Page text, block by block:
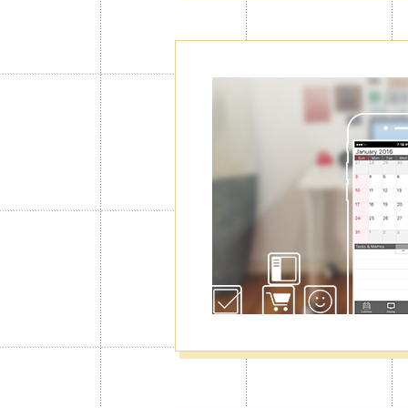
ولكن من خدمة البريميوم، ستتمكن
من إنشاء تقويمات إضافية بعدد يصل إلى 5 تقويمات، حيث ستتمكن من
وغيرها كل على حدة والتنقل